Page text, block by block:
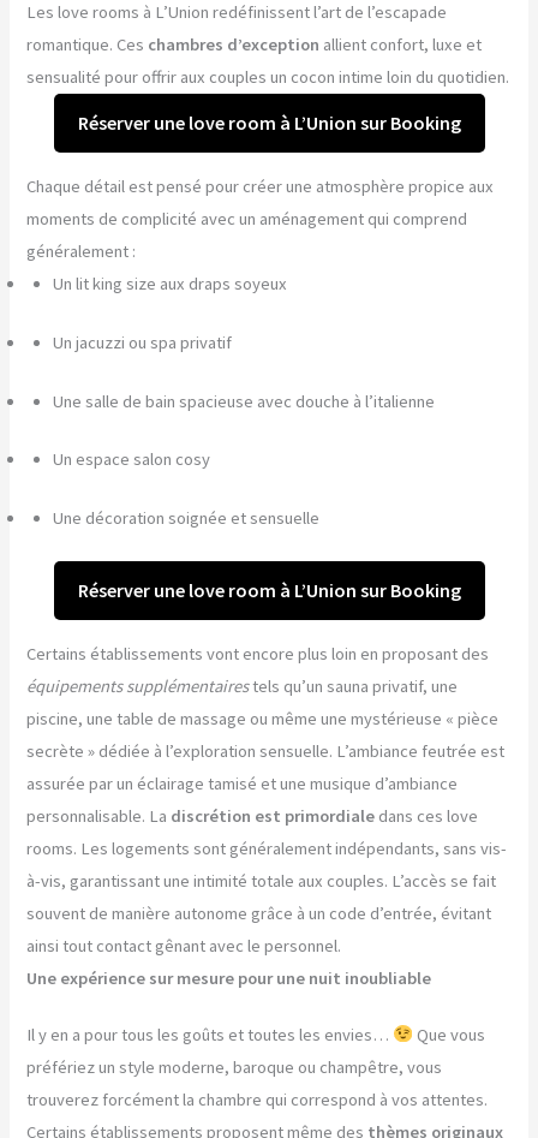
Les love rooms à L’Union redéfinissent l’art de l’escapade
romantique. Ces chambres d’exception allient confort, luxe et
sensualité pour offrir aux couples un cocon intime loin du quotidien.
Réserver une love room à L’Union sur Booking
Chaque détail est pensé pour créer une atmosphère propice aux
moments de complicité avec un aménagement qui comprend
généralement :
Un lit king size aux draps soyeux
Un jacuzzi ou spa privatif
Une salle de bain spacieuse avec douche à l’italienne
Un espace salon cosy
Une décoration soignée et sensuelle
Réserver une love room à L’Union sur Booking
Certains établissements vont encore plus loin en proposant des
équipements supplémentairestels qu’un sauna privatif, une
piscine, une table de massage ou même une mystérieuse « pièce
secrète » dédiée à l’exploration sensuelle. L’ambiance feutrée est
assurée par un éclairage tamisé et une musique d’ambiance
personnalisable. La discrétion est primordiale dans ces love
rooms. Les logements sont généralement indépendants, sans vis-
à-vis, garantissant une intimité totale aux couples. L’accès se fait
souvent de manière autonome grâce à un code d’entrée, évitant
ainsi tout contact gênant avec le personnel.
Une expérience sur mesure pour une nuit inoubliable
Il y en a pour tous les goûts et toutes les envies…
Que vous
préfériez un style moderne, baroque ou champêtre, vous
trouverez forcément la chambre qui correspond à vos attentes.
Certains établissements proposent même des thèmes originaux